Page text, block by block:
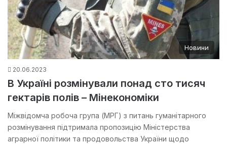
Новини
20.06.2023
В Україні розмінували понад сто тисяч
гектарів полів – Мінекономіки
Міжвідомча робоча група (МРГ) з питань гуманітарного
розмінування підтримала пропозицію Міністерства
аграрної політики та продовольства України щодо